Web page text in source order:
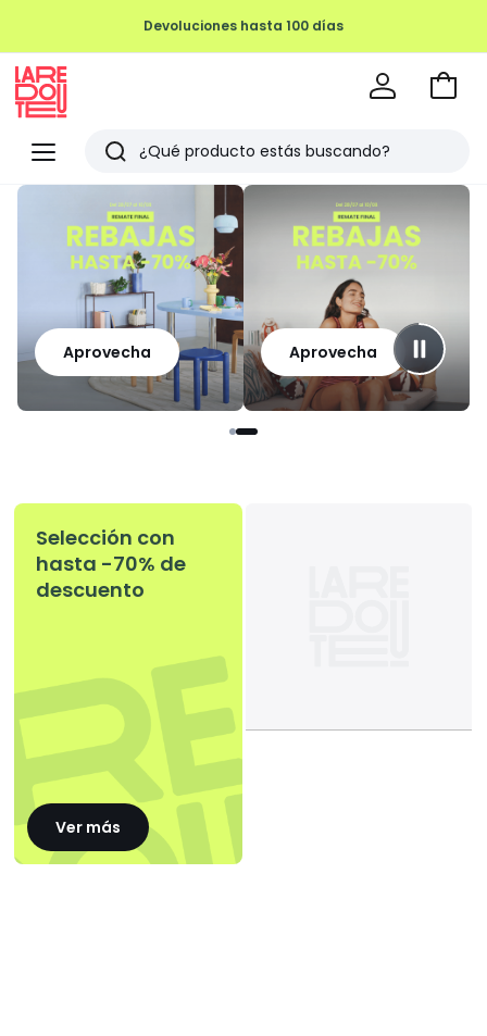
Devoluciones hasta 100 días
Menu
Redoute
Buscar
Últimos
artículos
vistos
Ir
Aprovecha Aprovecha
Selección con
hasta -70% de
descuento
Ver más